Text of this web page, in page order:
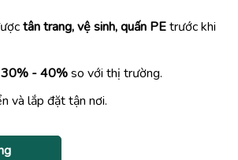
tân trang, vệ sinh, quấn PEtrước khi
30% - 40%so với thị trường.
và lắp đặt tận nơi.